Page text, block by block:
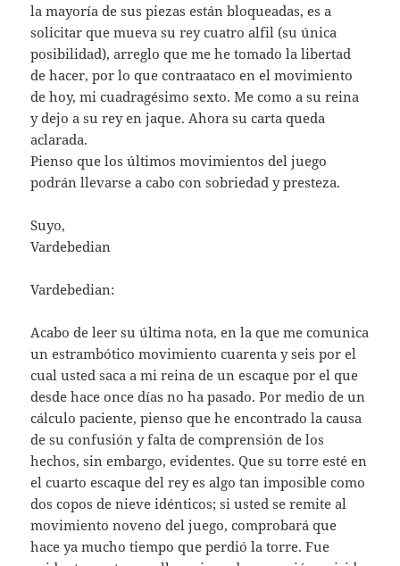
la mayoría de sus piezas están bloqueadas, es a
solicitar que mueva su rey cuatro alfil (su única
posibilidad), arreglo que me he tomado la libertad
de hacer, por lo que contraataco en el movimiento
de hoy, mi cuadragésimo sexto. Me como a su reina
y dejo a su rey en jaque. Ahora su carta queda
aclarada.
Pienso que los últimos movimientos del juego
podrán llevarse a cabo con sobriedad y presteza.
Suyo,
Vardebedian
Vardebedian:
Acabo de leer su última nota, en la que me comunica
un estrambótico movimiento cuarenta y seis por el
cual usted saca a mi reina de un escaque por el que
desde hace once días no ha pasado. Por medio de un
cálculo paciente, pienso que he encontrado la causa
de su confusión y falta de comprensión de los
hechos, sin embargo, evidentes. Que su torre esté en
el cuarto escaque del rey es algo tan imposible como
dos copos de nieve idénticos; si usted se remite al
movimiento noveno del juego, comprobará que
hace ya mucho tiempo que perdió la torre. Fue